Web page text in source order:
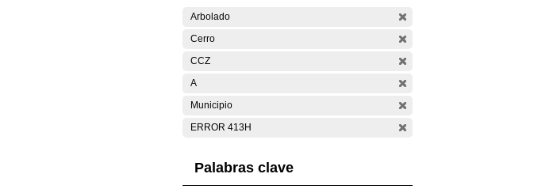
Arbolado
Cerro
CCZ
A
Municipio
ERROR 413H
Palabras clave